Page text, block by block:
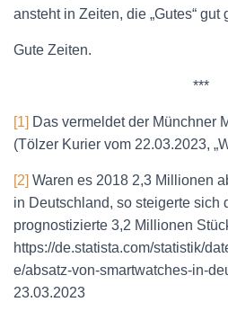
ansteht in Zeiten, die „Gutes“
Gute Zeiten.
***
[1] Das vermeldet der Münchner
(Tölzer Kurier vom 22.03.2023,
[2] Waren es 2018 2,3 Millionen
in Deutschland, so steigerte sich
prognostizierte 3,2 Millionen
https://de.statista.com/statistik/
e/absatz-von-smartwatches-in-
23.03.2023